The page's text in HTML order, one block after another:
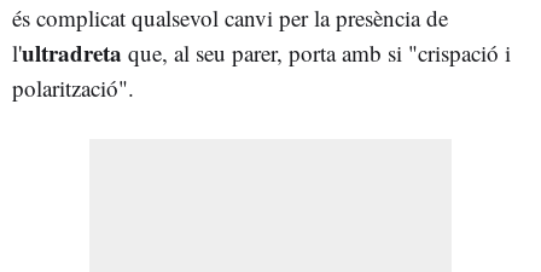
és complicat qualsevol canvi per la presència de
l'ultradreta que, al seu parer, porta amb si "crispació i
polarització".